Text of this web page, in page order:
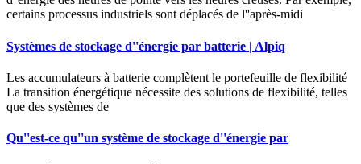
certains processus industriels sont déplacés de l''après-midi
Systèmes de stockage d''énergie par batterie | Alpiq
Les accumulateurs à batterie complètent le portefeuille de flexibilité
La transition énergétique nécessite des solutions de flexibilité, telles
que des systèmes de
Qu''est-ce qu''un système de stockage d''énergie par